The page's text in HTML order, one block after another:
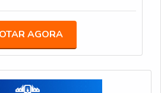
stilo hermético e
com ótima qualidade e
a satisfação dos clientes
e altamente qualificados.A
DE BEBEDOURO
em uma empresa responsável,
Com grande expressão de
é bebedouro stilo
atóxicas, oferecendo o que
AGORA